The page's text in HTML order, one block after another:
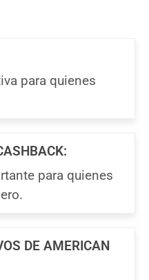
para quienes
para quienes
DE AMERICAN